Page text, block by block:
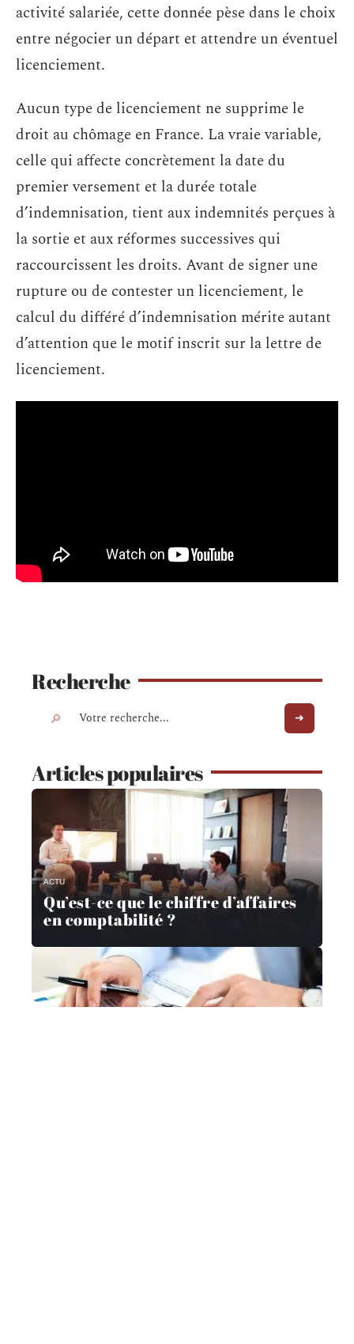
activité salariée, cette donnée pèse dans le choix
entre négocier un départ et attendre un éventuel
licenciement.
Aucun type de licenciement ne supprime le
droit au chômage en France. La vraie variable,
celle qui affecte concrètement la date du
premier versement et la durée totale
d’indemnisation, tient aux indemnités perçues à
la sortie et aux réformes successives qui
raccourcissent les droits. Avant de signer une
rupture ou de contester un licenciement, le
calcul du différé d’indemnisation mérite autant
d’attention que le motif inscrit sur la lettre de
licenciement.
Recherche
Articles populaires
ACTU
Qu’est-ce que le chiffre d’affaires
en comptabilité ?